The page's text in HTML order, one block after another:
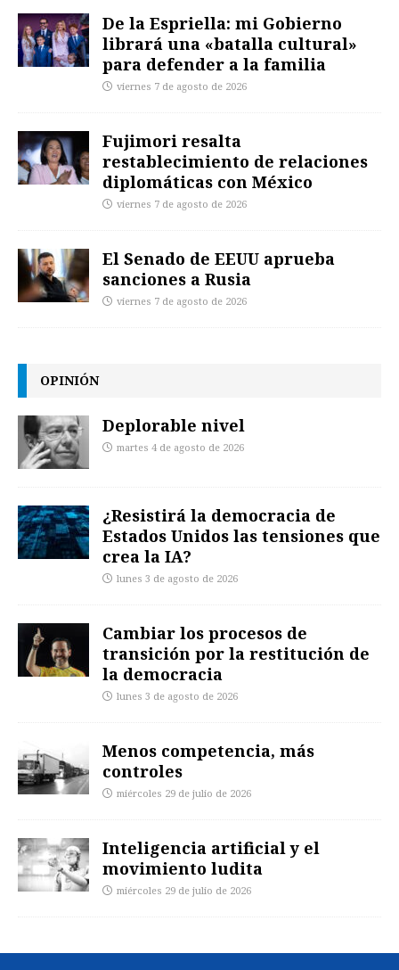
De la Espriella: mi Gobierno
librará una «batalla cultural»
para defender a la familia
viernes 7 de agosto de 2026
Fujimori resalta
restablecimiento de relaciones
diplomáticas con México
viernes 7 de agosto de 2026
El Senado de EEUU aprueba
sanciones a Rusia
viernes 7 de agosto de 2026
OPINIÓN
Deplorable nivel
martes 4 de agosto de 2026
¿Resistirá la democracia de
Estados Unidos las tensiones que
crea la IA?
lunes 3 de agosto de 2026
Cambiar los procesos de
transición por la restitución de
la democracia
lunes 3 de agosto de 2026
Menos competencia, más
controles
miércoles 29 de julio de 2026
Inteligencia artificial y el
movimiento ludita
miércoles 29 de julio de 2026